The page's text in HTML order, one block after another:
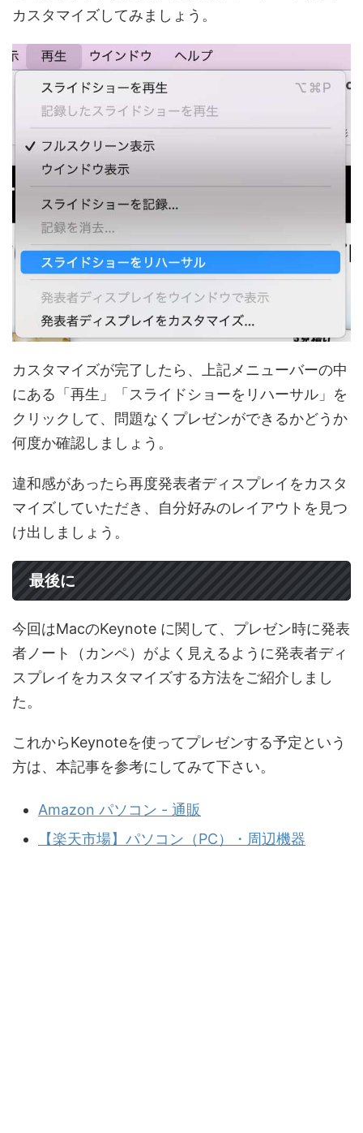
カスタマイズしてみましょう。
カスタマイズが完了したら、上記メニューバーの中
にある「再生」「スライドショーをリハーサル」を
クリックして、問題なくプレゼンができるかどうか
何度か確認しましょう。
違和感があったら再度発表者ディスプレイをカスタ
マイズしていただき、自分好みのレイアウトを見つ
け出しましょう。
最後に
今回はMacのKeynote に関して、プレゼン時に発表
者ノート（カンペ）がよく見えるように発表者ディ
スプレイをカスタマイズする方法をご紹介しまし
た。
これからKeynoteを使ってプレゼンする予定という
方は、本記事を参考にしてみて下さい。
Amazon パソコン - 通販
【楽天市場】パソコン（PC）・周辺機器